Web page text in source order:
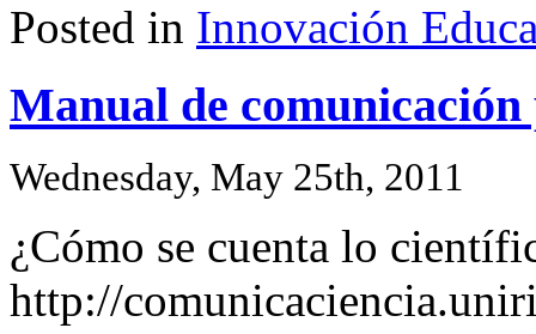
Posted in Innovación
Manual de
Wednesday, May 25th, 2011
¿Cómo se cuenta lo
http://